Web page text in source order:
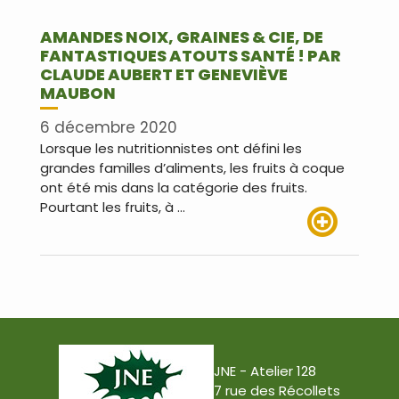
AMANDES NOIX, GRAINES & CIE, DE
FANTASTIQUES ATOUTS SANTÉ ! PAR
CLAUDE AUBERT ET GENEVIÈVE
MAUBON
6 décembre 2020
Lorsque les nutritionnistes ont défini les
grandes familles d’aliments, les fruits à coque
ont été mis dans la catégorie des fruits.
Pourtant les fruits, à …
JNE - Atelier 128
7 rue des Récollets